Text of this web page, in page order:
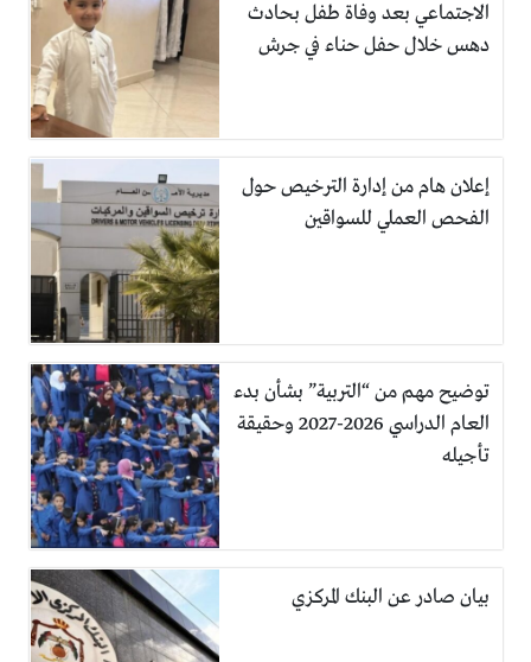
الاجتماعي بعد وفاة طفل بحادث
دهس خلال حفل حناء في جرش
إعلان هام من إدارة الترخيص حول
الفحص العملي للسواقين
توضيح مهم من “التربية” بشأن بدء
العام الدراسي 2026-2027 وحقيقة
تأجيله
بيان صادر عن البنك المركزي